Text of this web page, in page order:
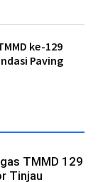
ke-129
Paving
TMMD 129
Tinjau